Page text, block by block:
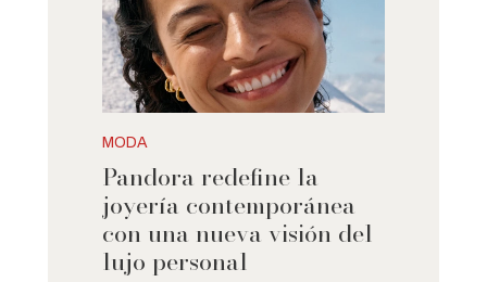
MODA
Pandora redefine la
joyería contemporánea
con una nueva visión del
lujo personal